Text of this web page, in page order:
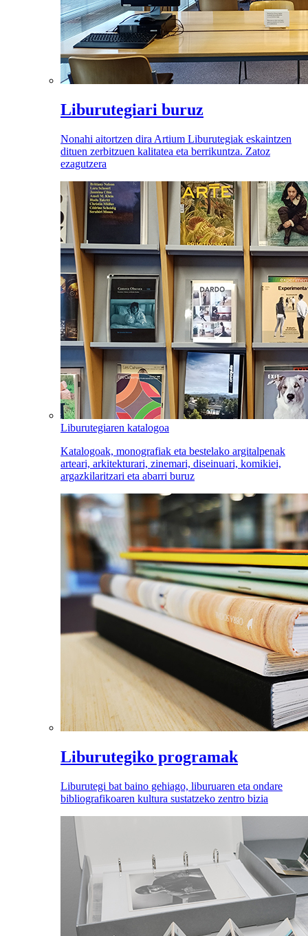
Liburutegiari buruz
Nonahi aitortzen dira Artium Liburutegiak eskaintzen
dituen zerbitzuen kalitatea eta berrikuntza. Zatoz
ezagutzera
Liburutegiaren katalogoa
Katalogoak, monografiak eta bestelako argitalpenak
arteari, arkitekturari, zinemari, diseinuari, komikiei,
argazkilaritzari eta abarri buruz
Liburutegiko programak
Liburutegi bat baino gehiago, liburuaren eta ondare
bibliografikoaren kultura sustatzeko zentro bizia